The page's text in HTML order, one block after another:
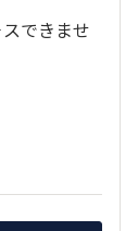
できませ